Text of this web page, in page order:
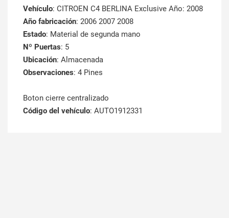
Vehículo: CITROEN C4 BERLINA Exclusive Año: 2008
Año fabricación: 2006 2007 2008
Estado: Material de segunda mano
Nº Puertas: 5
Ubicación: Almacenada
Observaciones: 4 Pines
Boton cierre centralizado
Código del vehículo: AUTO1912331